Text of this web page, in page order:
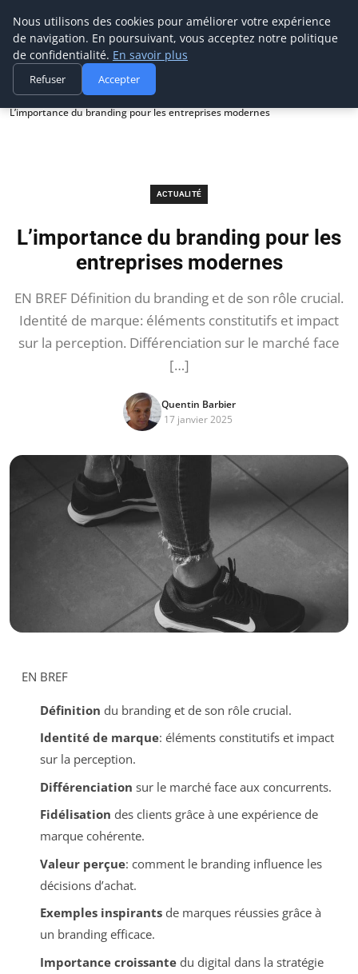
Prospection Pro
Accueil
Actualité
L’importance du branding pour les entreprises modernes
ACTUALITÉ
L’importance du branding pour les
entreprises modernes
EN BREF Définition du branding et de son rôle crucial.
Identité de marque: éléments constitutifs et impact
sur la perception. Différenciation sur le marché face
[…]
Quentin Barbier
17 janvier 2025
EN BREF
Définition du branding et de son rôle crucial.
Identité de marque: éléments constitutifs et impact
sur la perception.
Différenciation sur le marché face aux concurrents.
Fidélisation des clients grâce à une expérience de
marque cohérente.
Valeur perçue: comment le branding influence les
décisions d’achat.
Exemples inspirantsde marques réussies grâce à
un branding efficace.
Importance croissantedu digital dans la stratégie
Nous utilisons des cookies pour améliorer votre expérience
de navigation. En poursuivant, vous acceptez notre politique
de confidentialité. En savoir plus
Refuser Accepter